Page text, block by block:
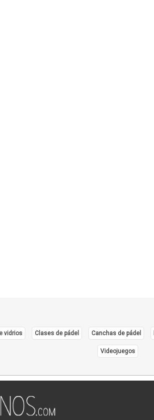
vidrios Clases de pádel Canchas de pádel
Videojuegos